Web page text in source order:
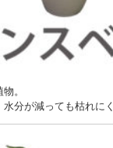
。
分が減っても枯れにく